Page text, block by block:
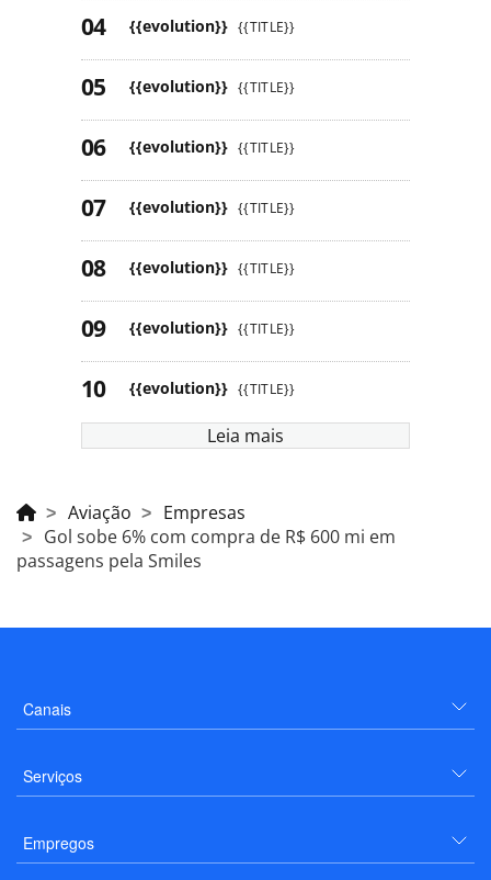
{{evolution}} {{TITLE}}
{{evolution}} {{TITLE}}
{{evolution}} {{TITLE}}
{{evolution}} {{TITLE}}
{{evolution}} {{TITLE}}
{{evolution}} {{TITLE}}
{{evolution}} {{TITLE}}
Leia mais
Aviação
Empresas
Gol sobe 6% com compra de R$ 600 mi em
passagens pela Smiles
Canais
Serviços
Empregos